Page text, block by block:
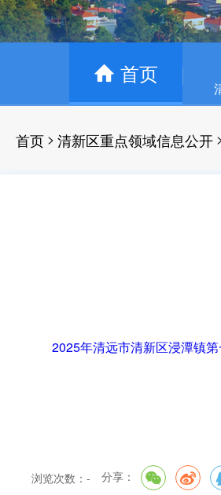
首页
首页 > 清新区重点领域信息公开 >
2025年清远市清新区浸潭镇
浏览次数： - 分享：